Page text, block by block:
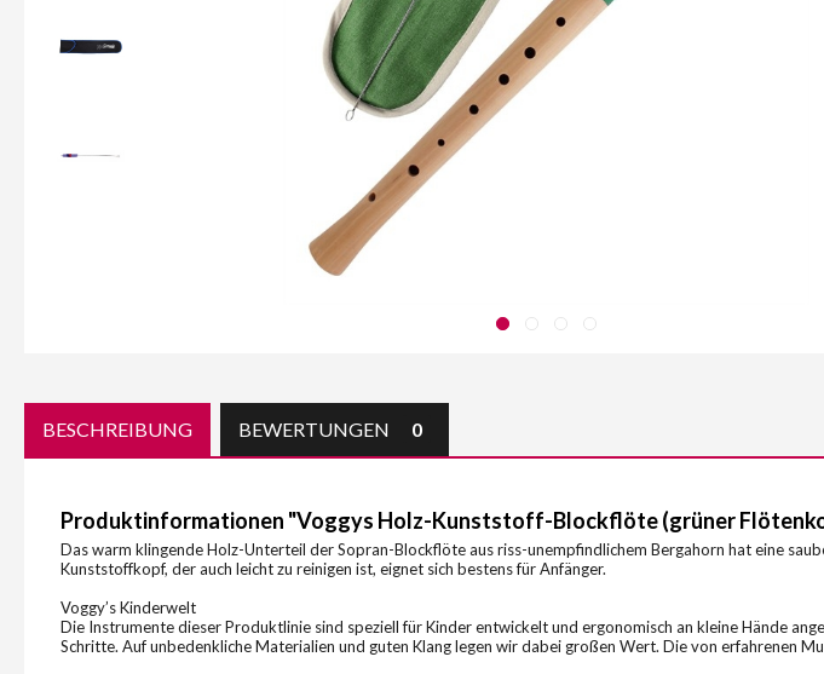
BESCHREIBUNG BEWERTUNGEN 0
Produktinformationen "Voggys Holz-Kunststoff-Blockflöte (grüner
Das warm klingende Holz-Unterteil der Sopran-Blockflöte aus riss-unempfindlichem Bergahorn hat eine
Kunststoffkopf, der auch leicht zu reinigen ist, eignet sich bestens für Anfänger.
Voggy’s Kinderwelt
Die Instrumente dieser Produktlinie sind speziell für Kinder entwickelt und ergonomisch an kleine Hände
Schritte. Auf unbedenkliche Materialien und guten Klang legen wir dabei großen Wert. Die von erfahrenen